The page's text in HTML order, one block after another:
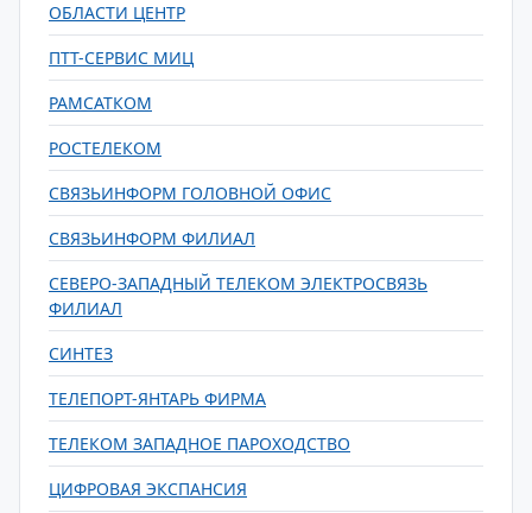
ОБЛАСТИ ЦЕНТР
ПТТ-СЕРВИС МИЦ
РАМСАТКОМ
РОСТЕЛЕКОМ
СВЯЗЬИНФОРМ ГОЛОВНОЙ ОФИС
СВЯЗЬИНФОРМ ФИЛИАЛ
СЕВЕРО-ЗАПАДНЫЙ ТЕЛЕКОМ ЭЛЕКТРОСВЯЗЬ
ФИЛИАЛ
СИНТЕЗ
ТЕЛЕПОРТ-ЯНТАРЬ ФИРМА
ТЕЛЕКОМ ЗАПАДНОЕ ПАРОХОДСТВО
ЦИФРОВАЯ ЭКСПАНСИЯ